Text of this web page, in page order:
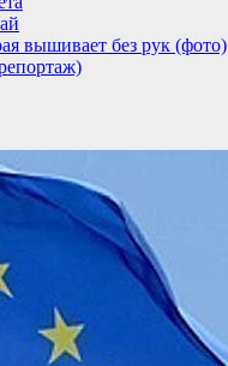
вышивает без рук (фото)